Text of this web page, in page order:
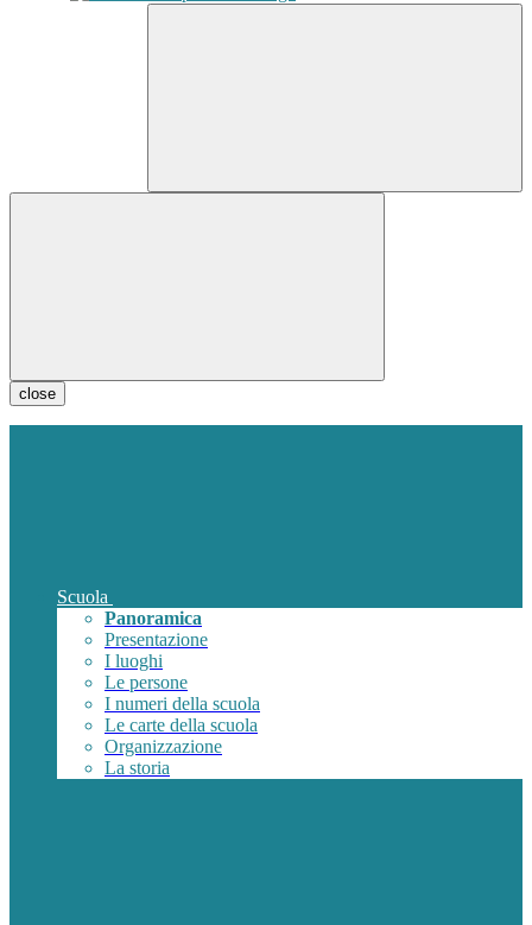
close
Scuola
Panoramica
Presentazione
I luoghi
Le persone
I numeri della scuola
Le carte della scuola
Organizzazione
La storia